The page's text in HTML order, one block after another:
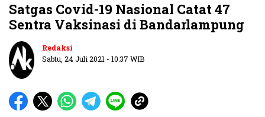
Satgas Covid-19 Nasional Catat 47
Sentra Vaksinasi di Bandarlampung
Redaksi
Sabtu, 24 Juli 2021 - 10:37 WIB